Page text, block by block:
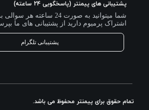
پشتیبانی های پیمنتر (پاسخگویی 24 ساعته)
شما میتوانید به صورت 24 ساعته
اشتراک پرمیوم دارید از پشتیبانی های ما
پشتیبانی تلگرام
تمام حقوق برای پیمنتر محفوظ می باشد.